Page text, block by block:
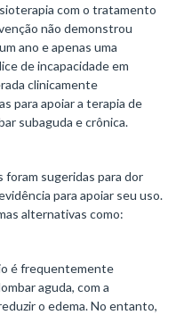
com o tratamento
não demonstrou
ano e apenas uma
de incapacidade em
clinicamente
para apoiar a terapia de
subaguda e crônica.
sugeridas para dor
para apoiar seu uso.
alternativas como:
é frequentemente
aguda, com a
o edema. No entanto,